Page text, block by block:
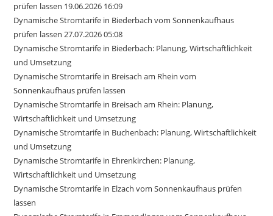
prüfen lassen 19.06.2026 16:09
Dynamische Stromtarife in Biederbach vom Sonnenkaufhaus
prüfen lassen 27.07.2026 05:08
Dynamische Stromtarife in Biederbach: Planung, Wirtschaftlichkeit
und Umsetzung
Dynamische Stromtarife in Breisach am Rhein vom
Sonnenkaufhaus prüfen lassen
Dynamische Stromtarife in Breisach am Rhein: Planung,
Wirtschaftlichkeit und Umsetzung
Dynamische Stromtarife in Buchenbach: Planung, Wirtschaftlichkeit
und Umsetzung
Dynamische Stromtarife in Ehrenkirchen: Planung,
Wirtschaftlichkeit und Umsetzung
Dynamische Stromtarife in Elzach vom Sonnenkaufhaus prüfen
lassen